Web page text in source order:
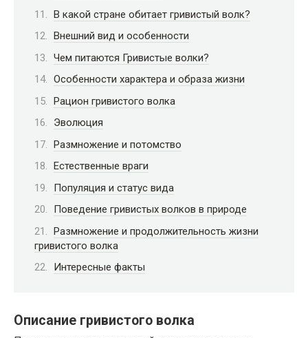
В какой стране обитает гривистый волк?
Внешний вид и особенности
Чем питаются Гривистые волки?
Особенности характера и образа жизни
Рацион гривистого волка
Эволюция
Размножение и потомство
Естественные враги
Популяция и статус вида
Поведение гривистых волков в природе
Размножение и продолжительность жизни
гривистого волка
Интересные факты
Описание гривистого волка